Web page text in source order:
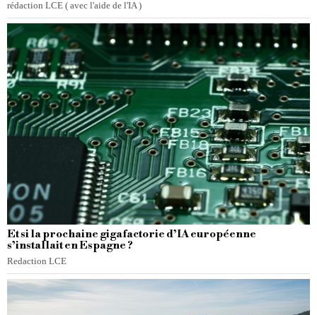
rédaction LCE ( avec l'aide de l'IA )
Et si la prochaine gigafactorie d’IA européenne
s’installait en Espagne ?
Redaction LCE